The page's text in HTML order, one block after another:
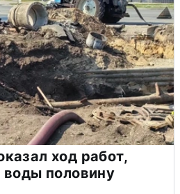
ход работ,
воды половину